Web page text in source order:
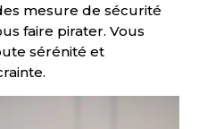
mesure de sécurité
faire pirater. Vous
sérénité et